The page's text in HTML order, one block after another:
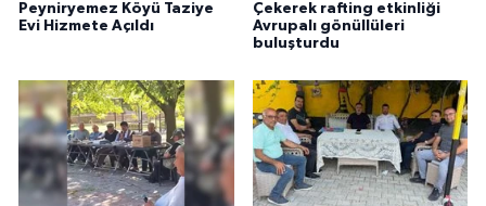
Peyniryemez Köyü Taziye
Evi Hizmete Açıldı
Çekerek rafting etkinliği
Avrupalı gönüllüleri
buluşturdu